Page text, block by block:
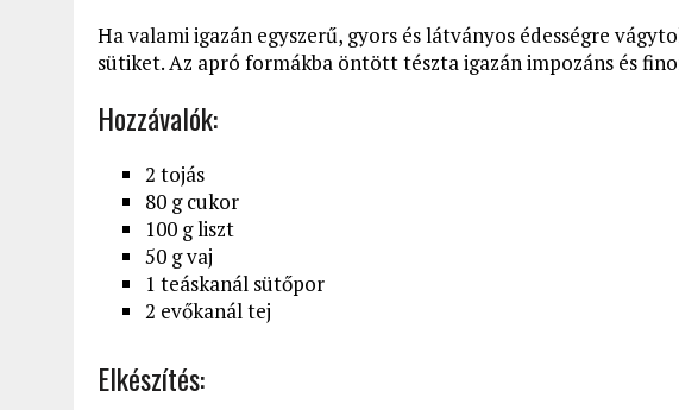
Ha valami igazán egyszerű, gyors és látványos édességre
sütiket. Az apró formákba öntött tészta igazán impozáns és
Hozzávalók:
2 tojás
80 g cukor
100 g liszt
50 g vaj
1 teáskanál sütőpor
2 evőkanál tej
Elkészítés: